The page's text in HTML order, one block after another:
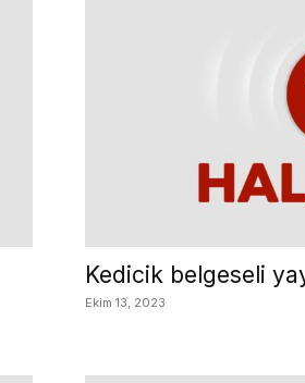
Kedicik belgeseli
Ekim 13, 2023